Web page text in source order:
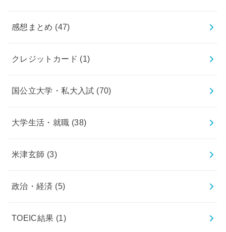
感想まとめ (47)
クレジットカード (1)
国公立大学・私大入試 (70)
大学生活・就職 (38)
米津玄師 (3)
政治・経済 (5)
TOEIC結果 (1)